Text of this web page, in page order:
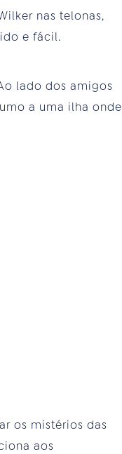
nas telonas,
e fácil.
lado dos amigos
a uma ilha onde
os mistérios das
aos